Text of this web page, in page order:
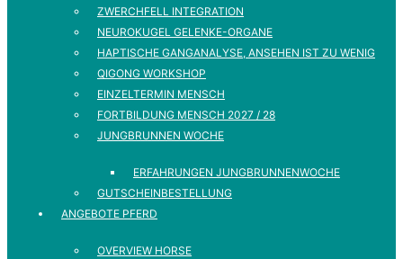
ZWERCHFELL INTEGRATION
NEUROKUGEL GELENKE-ORGANE
HAPTISCHE GANGANALYSE, ANSEHEN IST ZU WENIG
QIGONG WORKSHOP
EINZELTERMIN MENSCH
FORTBILDUNG MENSCH 2027 / 28
JUNGBRUNNEN WOCHE
ERFAHRUNGEN JUNGBRUNNENWOCHE
GUTSCHEINBESTELLUNG
ANGEBOTE PFERD
OVERVIEW HORSE